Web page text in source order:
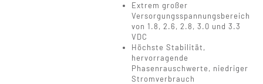
Extrem großer
Versorgungsspannungsbereich
von 1.8, 2.6, 2.8, 3.0 und 3.3
VDC
Höchste Stabilität,
hervorragende
Phasenrauschwerte, niedriger
Stromverbrauch